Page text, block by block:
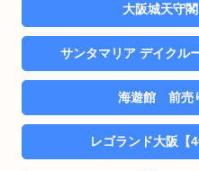
大阪城天守
サンタマリア デイクル
海遊館 前売
レゴランド大阪【